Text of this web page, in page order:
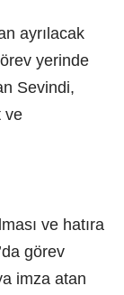
ayrılacak
yerinde
Sevindi,
ve
ve hatıra
görev
imza atan